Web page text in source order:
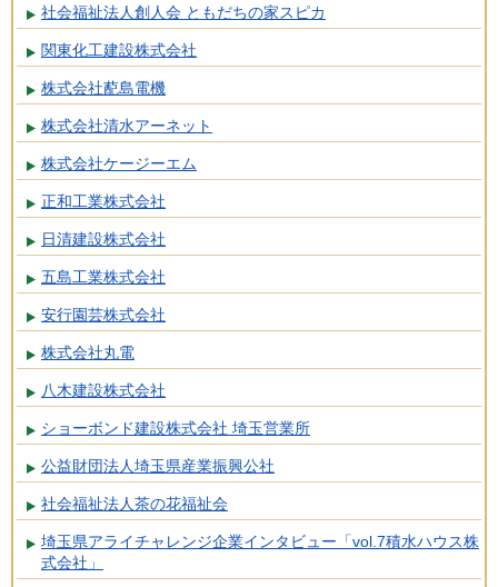
社会福祉法人創人会 ともだちの家スピカ
関東化工建設株式会社
株式会社蓜島電機
株式会社清水アーネット
株式会社ケージーエム
正和工業株式会社
日清建設株式会社
五島工業株式会社
安行園芸株式会社
株式会社丸電
八木建設株式会社
ショーボンド建設株式会社 埼玉営業所
公益財団法人埼玉県産業振興公社
社会福祉法人茶の花福祉会
埼玉県アライチャレンジ企業インタビュー「vol.7積水ハウス株
式会社」